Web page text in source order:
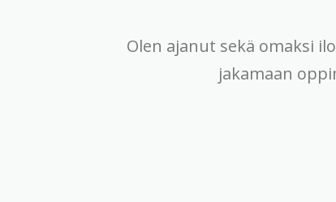
Olen ajanut sekä omaksi
jakamaan